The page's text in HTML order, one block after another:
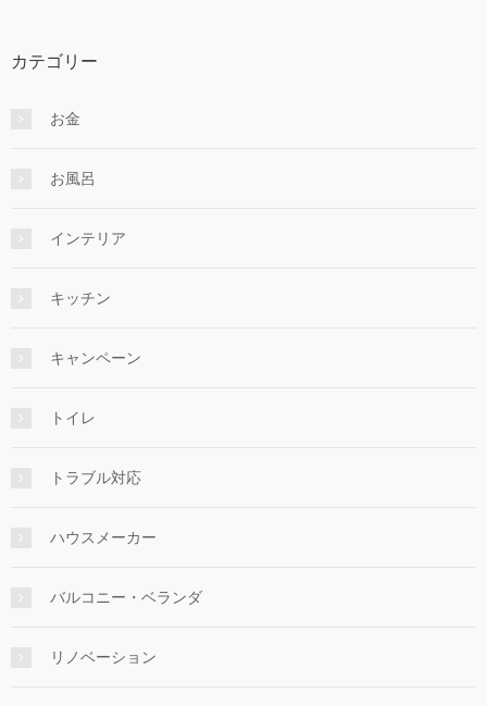
カテゴリー
お金
お風呂
インテリア
キッチン
キャンペーン
トイレ
トラブル対応
ハウスメーカー
バルコニー・ベランダ
リノベーション